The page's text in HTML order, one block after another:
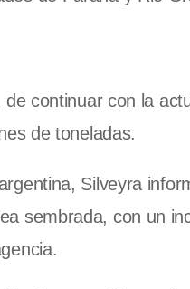
continuar con la
de toneladas.
Silveyra
sembrada, con un